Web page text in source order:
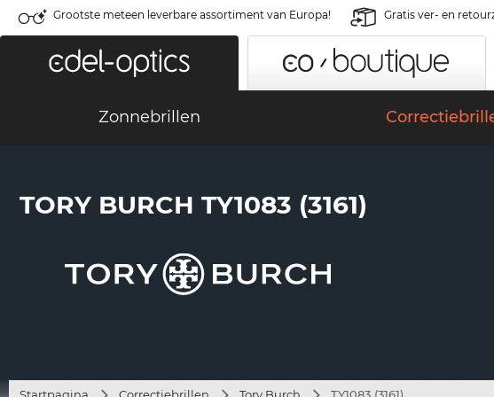
Grootste meteen leverbare assortiment van Europa! Gratis ver- en
Zonnebrillen
TORY BURCH TY1083 (3161)